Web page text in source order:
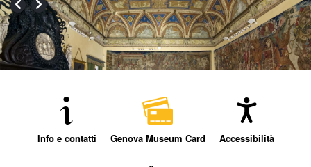
Info e contatti Genova Museum Card Accessibilità